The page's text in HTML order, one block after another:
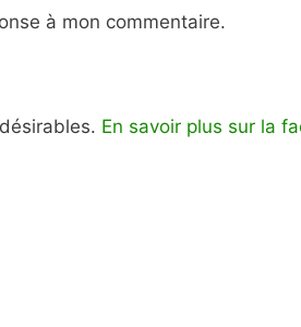
à mon commentaire.
En savoir plus sur la